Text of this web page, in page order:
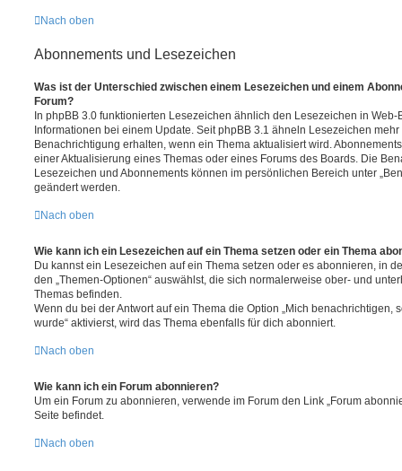
Nach oben
Abonnements und Lesezeichen
Was ist der Unterschied zwischen einem Lesezeichen und einem
Forum?
In phpBB 3.0 funktionierten Lesezeichen ähnlich den Lesezeichen in
Informationen bei einem Update. Seit phpBB 3.1 ähneln Lesezeichen
Benachrichtigung erhalten, wenn ein Thema aktualisiert wird.
einer Aktualisierung eines Themas oder eines Forums des Boards. Die
Lesezeichen und Abonnements können im persönlichen Bereich unter
geändert werden.
Nach oben
Wie kann ich ein Lesezeichen auf ein Thema setzen oder ein Thema
Du kannst ein Lesezeichen auf ein Thema setzen oder es abonnieren, in
den „Themen-Optionen“ auswählst, die sich normalerweise ober- und
Themas befinden.
Wenn du bei der Antwort auf ein Thema die Option „Mich benachrichtigen,
wurde“ aktivierst, wird das Thema ebenfalls für dich abonniert.
Nach oben
Wie kann ich ein Forum abonnieren?
Um ein Forum zu abonnieren, verwende im Forum den Link „Forum
Seite befindet.
Nach oben